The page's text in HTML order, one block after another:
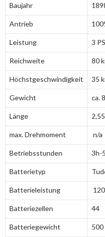
Baujahr
Antrieb
Leistung 3
Reichweite 80
Höchstgeschwindigkeit 35
Gewicht ca.
Länge
max. Drehmoment n/a
Betriebsstunden 3h-
Batterietyp
Batterieleistung
Batteriezellen 44
Batteriegewicht 500